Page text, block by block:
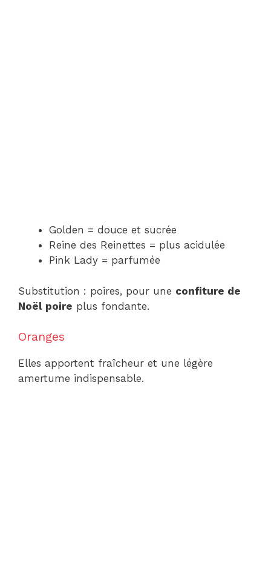
Golden = douce et sucrée
Reine des Reinettes = plus acidulée
Pink Lady = parfumée
Substitution : poires, pour une confiture de
Noël poire plus fondante.
Oranges
Elles apportent fraîcheur et une légère
amertume indispensable.